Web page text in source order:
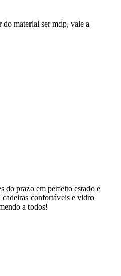
material ser mdp, vale a
do prazo em perfeito estado e
confortáveis e vidro
a todos!